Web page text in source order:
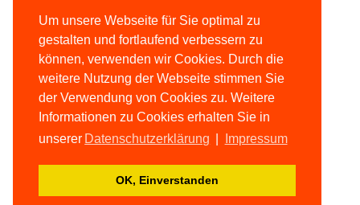
Um unsere Webseite für Sie optimal zu
gestalten und fortlaufend verbessern zu
können, verwenden wir Cookies. Durch die
weitere Nutzung der Webseite stimmen Sie
der Verwendung von Cookies zu. Weitere
Informationen zu Cookies erhalten Sie in
unserer Datenschutzerklärung Impressum
OK, Einverstanden